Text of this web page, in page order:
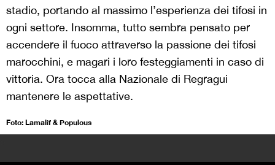
stadio, portando al massimo l’esperienza dei tifosi in
ogni settore. Insomma, tutto sembra pensato per
accendere il fuoco attraverso la passione dei tifosi
marocchini, e magari i loro festeggiamenti in caso di
vittoria. Ora tocca alla Nazionale di Regragui
mantenere le aspettative.
Foto: Lamalif & Populous